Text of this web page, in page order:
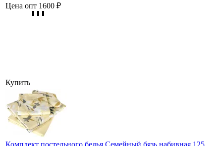
Цена опт 1600 ₽
Купить